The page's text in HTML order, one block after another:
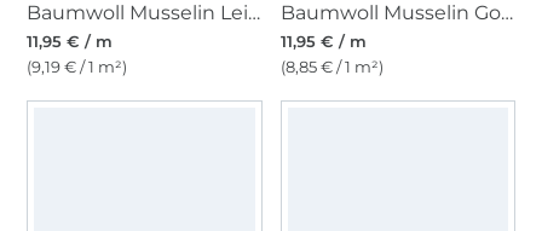
Baumwoll Musselin Leinenlook, dunkelblau
11,95 € / m
(9,19 € / 1 m²)
Baumwoll Musselin Golden Dots, wollweiß
11,95 € / m
(8,85 € / 1 m²)